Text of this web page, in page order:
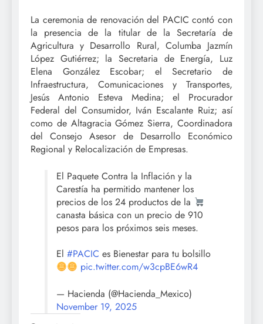
La ceremonia de renovación del PACIC contó con
la presencia de la titular de la Secretaría de
Agricultura y Desarrollo Rural, Columba Jazmín
López Gutiérrez; la Secretaria de Energía, Luz
Elena González Escobar; el Secretario de
Infraestructura, Comunicaciones y Transportes,
Jesús Antonio Esteva Medina; el Procurador
Federal del Consumidor, Iván Escalante Ruiz; así
como de Altagracia Gómez Sierra, Coordinadora
del Consejo Asesor de Desarrollo Económico
Regional y Relocalización de Empresas.
El Paquete Contra la Inflación y la
Carestía ha permitido mantener los
precios de los 24 productos de la
canasta básica con un precio de 910
pesos para los próximos seis meses.
El #PACIC es Bienestar para tu bolsillo
pic.twitter.com/w3cpBE6wR4
— Hacienda (@Hacienda_Mexico)
November 19, 2025